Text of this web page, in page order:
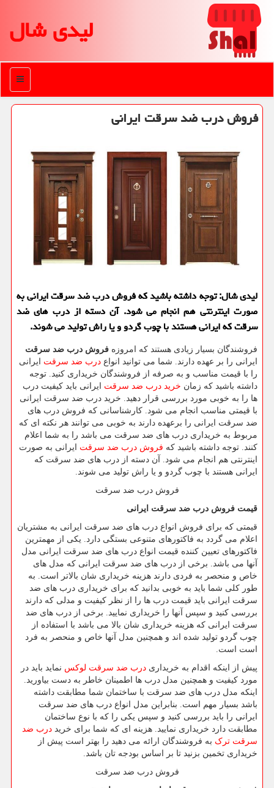
لیدی شال
منو
فروش درب ضد سرقت ایرانی
لیدی شال: توجه داشته باشید که فروش درب ضد سرقت ایرانی به
صورت اینترنتی هم انجام می شود. آن دسته از درب های ضد
سرقت که ایرانی هستند با چوب گردو و یا راش تولید می شوند.
فروشندگان بسیار زیادی هستند که امروزه فروش درب ضد سرقت
ایرانی را بر عهده دارند. شما می توانید انواع درب ضد سرقت ایرانی
را با قیمت مناسب و به صرفه از فروشندگان خریداری کنید. توجه
داشته باشید که زمان خرید درب ضد سرقت
ایرانی باید کیفیت درب
ها را به خوبی مورد بررسی قرار دهید. خرید درب ضد سرقت ایرانی
با قیمتی مناسب انجام می ‌شود. کارشناسانی که فروش درب های
ضد سرقت ایرانی را برعهده دارند به خوبی می‌ توانند هر نکته ‌ای که
مربوط به خریداری درب های ضد سرقت می باشد را به شما اعلام
کنند. توجه داشته باشید که فروش درب ضد سرقت ایرانی به صورت
اینترنتی هم انجام می شود. آن دسته از درب های ضد سرقت که
ایرانی هستند با چوب گردو و یا راش تولید می شوند.
فروش درب ضد سرقت
قیمت فروش درب ضد سرقت ایرانی
قیمتی که برای فروش انواع درب های ضد سرقت ایرانی به مشتریان
اعلام می گردد به فاکتورهای متنوعی بستگی دارد. یکی از مهمترین
فاکتورهای تعیین کننده قیمت انواع درب های ضد سرقت ایرانی مدل
آنها می باشد. برخی از درب های ضد سرقت ایرانی که مدل های
خاص و منحصر به فردی دارند هزینه خریداری شان بالاتر است. به
طور کلی شما باید به خوبی بدانید که برای خریداری درب های ضد
سرقت ایرانی باید قیمت درب ها را از نظر کیفیت و مدلی که دارند
بررسی کنید و سپس آنها را خریداری نمایید. برخی از درب های ضد
سرقت ایرانی که هزینه خریداری شان بالا می باشد با استفاده از
چوب گردو تولید شده‌ اند و همچنین مدل آنها خاص و منحصر به فرد
است است.
پیش از اینکه اقدام به خریداری درب ضد سرقت لوکس نماید باید در
مورد کیفیت و همچنین مدل درب ها اطمینان خاطر به دست بیاورید.
اینکه مدل درب های ضد سرقت با ساختمان شما مطابقت داشته
باشد بسیار مهم است. بنابراین مدل انواع درب های ضد سرقت
ایرانی را باید بررسی کنید و سپس یکی را که با نوع ساختمان
مطابقت دارد خریداری نمایید. هزینه ای که شما برای خرید درب ضد
سرقت ترک به فروشندگان ارائه می دهید را بهتر است پیش از
خریداری تخمین بزنید تا بر اساس بودجه تان باشد.
فروش درب ضد سرقت